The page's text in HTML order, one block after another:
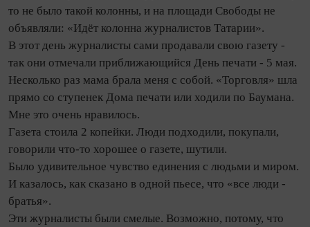
то не было такой колонны, и на площади Свободы не
объявляли: «Идёт колонна журналистов Татарии».
В этот день журналисты сами продавали свою газету -
так они отмечали приближающийся День печати - 5 мая.
Несколько раз мама брала меня с собой. «Торговля» шла
прямо со ступенек Дома печати или ходили по Баумана.
Мне это очень нравилось.
Газета стоила 2 копейки. Люди подходили, покупали,
говорили что-то хорошее о газете, шутили.
Было удивительное чувство единения с людьми и миром.
И казалось, как сказано в одной пьесе, что «все люди -
братья».
Эти журналисты были смелые. Возможно, потому, что